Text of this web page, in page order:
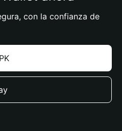
con la confianza de